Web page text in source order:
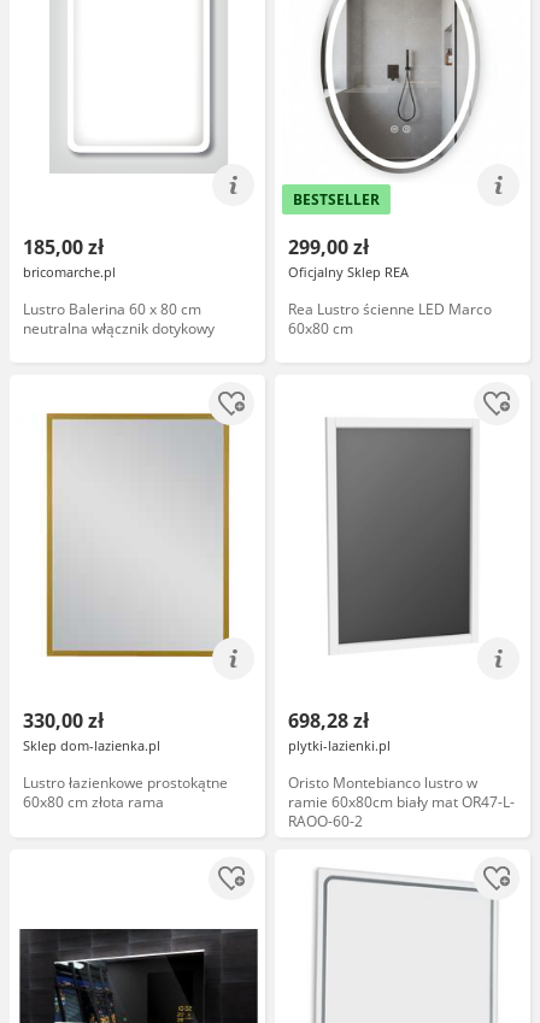
185,00 zł
bricomarche.pl
Lustro Balerina 60 x 80 cm
neutralna włącznik dotykowy
BESTSELLER
299,00 zł
Oficjalny Sklep REA
Rea Lustro ścienne LED Marco
60x80 cm
330,00 zł
Sklep dom-lazienka.pl
Lustro łazienkowe prostokątne
60x80 cm złota rama
698,28 zł
plytki-lazienki.pl
Oristo Montebianco lustro w
ramie 60x80cm biały mat OR47-L-
RAOO-60-2